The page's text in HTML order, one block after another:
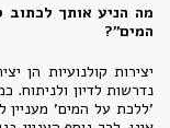
מה הניע אותך
המים"?
יצירות קולנועיות הן
נדרשות לדיון
'ללכת על המים' מעניין